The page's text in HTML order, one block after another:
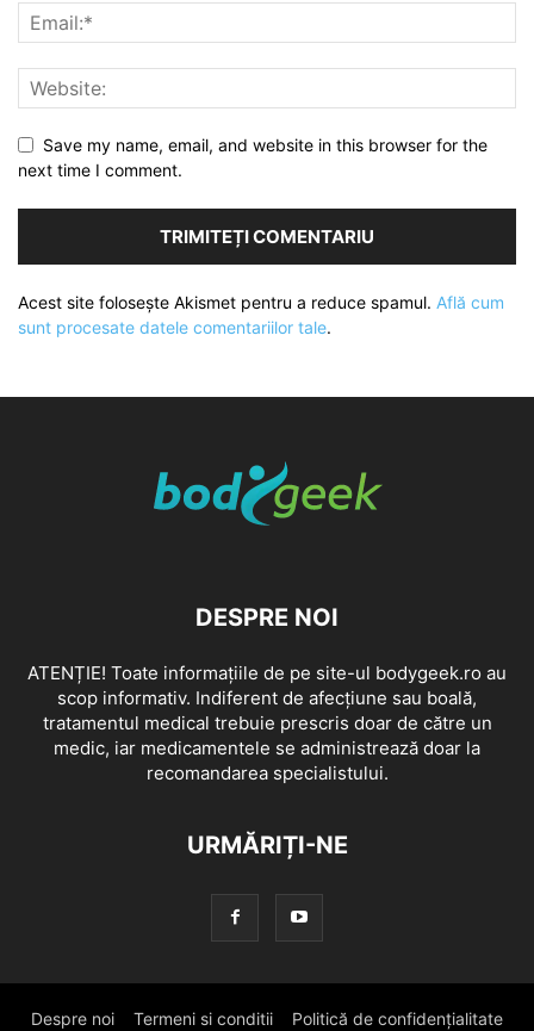
Save my name, email, and website in this browser for the
next time I comment.
Acest site folosește Akismet pentru a reduce spamul. Află cum
sunt procesate datele comentariilor tale.
DESPRE NOI
ATENȚIE! Toate informațiile de pe site-ul bodygeek.ro au
scop informativ. Indiferent de afecțiune sau boală,
tratamentul medical trebuie prescris doar de către un
medic, iar medicamentele se administrează doar la
recomandarea specialistului.
URMĂRIȚI-NE
Despre noi Termeni si conditii Politică de confidențialitate